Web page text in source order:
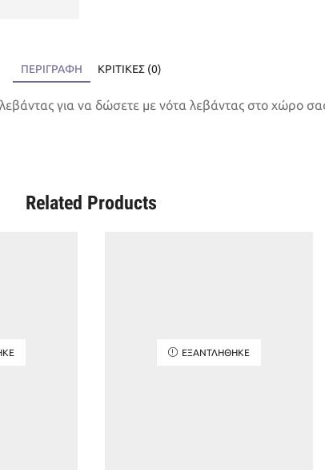
ΠΕΡΙΓΡΑΦΉ ΚΡΙΤΙΚΈΣ (0)
για να δώσετε με νότα λεβάντας στο χώρο
Related Products
ΕΞΑΝΤΛΉΘΗΚΕ